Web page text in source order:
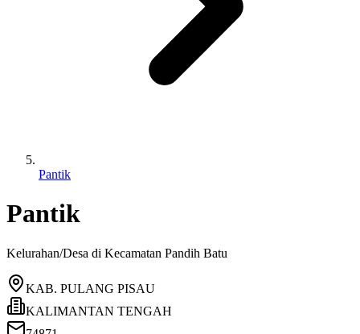
Pantik
Pantik
Kelurahan/Desa di Kecamatan Pandih Batu
KAB. PULANG PISAU
KALIMANTAN TENGAH